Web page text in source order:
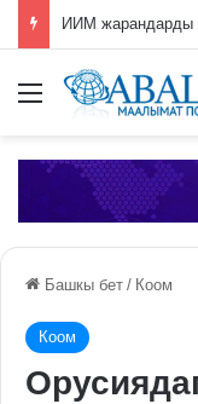
ИИМ жарандарды
Меню
Башкы бет / Коом
Коом